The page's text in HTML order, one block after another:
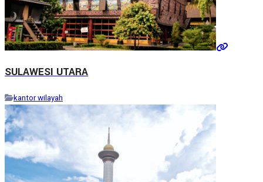
SULAWESI UTARA
kantor wilayah